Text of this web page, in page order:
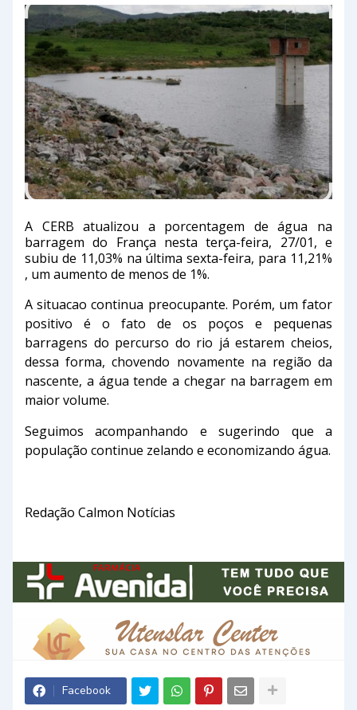
A CERB atualizou a porcentagem de água na
barragem do França nesta terça-feira, 27/01, e
subiu de 11,03% na última sexta-feira, para 11,21%
, um aumento de menos de 1%.
A situacao continua preocupante. Porém, um fator
positivo é o fato de os poços e pequenas
barragens do percurso do rio já estarem cheios,
dessa forma, chovendo novamente na região da
nascente, a água tende a chegar na barragem em
maior volume.
Seguimos acompanhando e sugerindo que a
população continue zelando e economizando água.
Redação Calmon Notícias
Facebook